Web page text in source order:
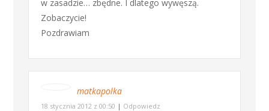
w zasadzie… zbędne. I dlatego wywęszą.
Zobaczycie!
Pozdrawiam
matkapolka
18 stycznia 2012 z 00:50 | Odpowiedz